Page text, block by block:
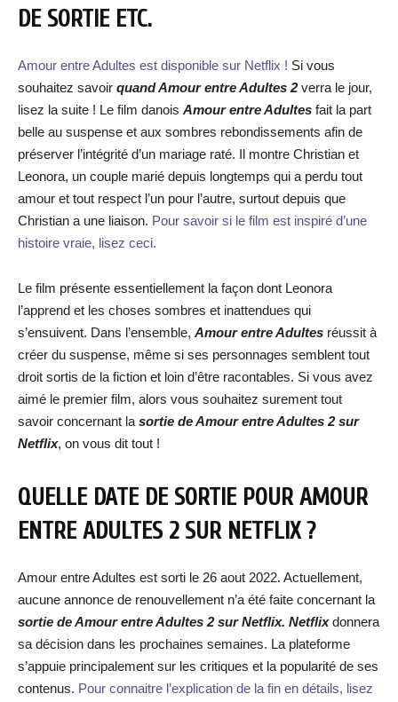
DE SORTIE ETC.
Amour entre Adultes est disponible sur Netflix ! Si vous
souhaitez savoir quand Amour entre Adultes 2verra le jour,
lisez la suite ! Le film danois Amour entre Adultes fait la part
belle au suspense et aux sombres rebondissements afin de
préserver l’intégrité d’un mariage raté. Il montre Christian et
Leonora, un couple marié depuis longtemps qui a perdu tout
amour et tout respect l’un pour l’autre, surtout depuis que
Christian a une liaison. Pour savoir si le film est inspiré d’une
histoire vraie, lisez ceci.
Le film présente essentiellement la façon dont Leonora
l’apprend et les choses sombres et inattendues qui
s’ensuivent. Dans l’ensemble, Amour entre Adultes réussit à
créer du suspense, même si ses personnages semblent tout
droit sortis de la fiction et loin d’être racontables. Si vous avez
aimé le premier film, alors vous souhaitez surement tout
savoir concernant la sortie de Amour entre Adultes 2 sur
Netflix, on vous dit tout !
QUELLE DATE DE SORTIE POUR AMOUR
ENTRE ADULTES 2 SUR NETFLIX ?
Amour entre Adultes est sorti le 26 aout 2022. Actuellement,
aucune annonce de renouvellement n’a été faite concernant la
sortie deAmour entre Adultes 2sur Netflix. Netflixdonnera
sa décision dans les prochaines semaines. La plateforme
s’appuie principalement sur les critiques et la popularité de ses
contenus. Pour connaitre l’explication de la fin en détails, lisez